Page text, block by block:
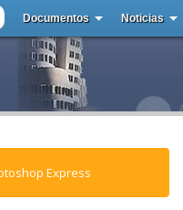
Documentos Noticias
Express